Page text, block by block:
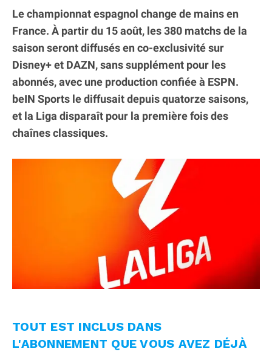
Le championnat espagnol change de mains en
France. À partir du 15 août, les 380 matchs de la
saison seront diffusés en co-exclusivité sur
Disney+ et DAZN, sans supplément pour les
abonnés, avec une production confiée à ESPN.
beIN Sports le diffusait depuis quatorze saisons,
et la Liga disparaît pour la première fois des
chaînes classiques.
TOUT EST INCLUS DANS
L'ABONNEMENT QUE VOUS AVEZ DÉJÀ